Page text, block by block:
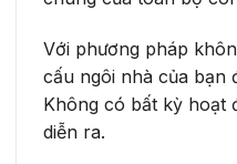
Với phương pháp
cấu ngôi nhà của bạn
Không có bất kỳ hoạt
diễn ra.